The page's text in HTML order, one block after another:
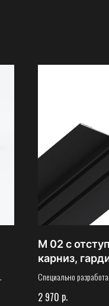
М 02 с
карниз,
Специально
сделает свет мягче, а
2 970 р.